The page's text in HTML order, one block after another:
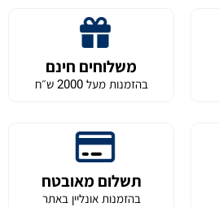
משלוחים חינם
בהזמנות מעל 2000 ש״ח
תשלום מאובטח
בהזמנות אונליין באתר